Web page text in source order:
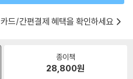
카드/간편결제 혜택을 확인하세요
종이책
28,800원